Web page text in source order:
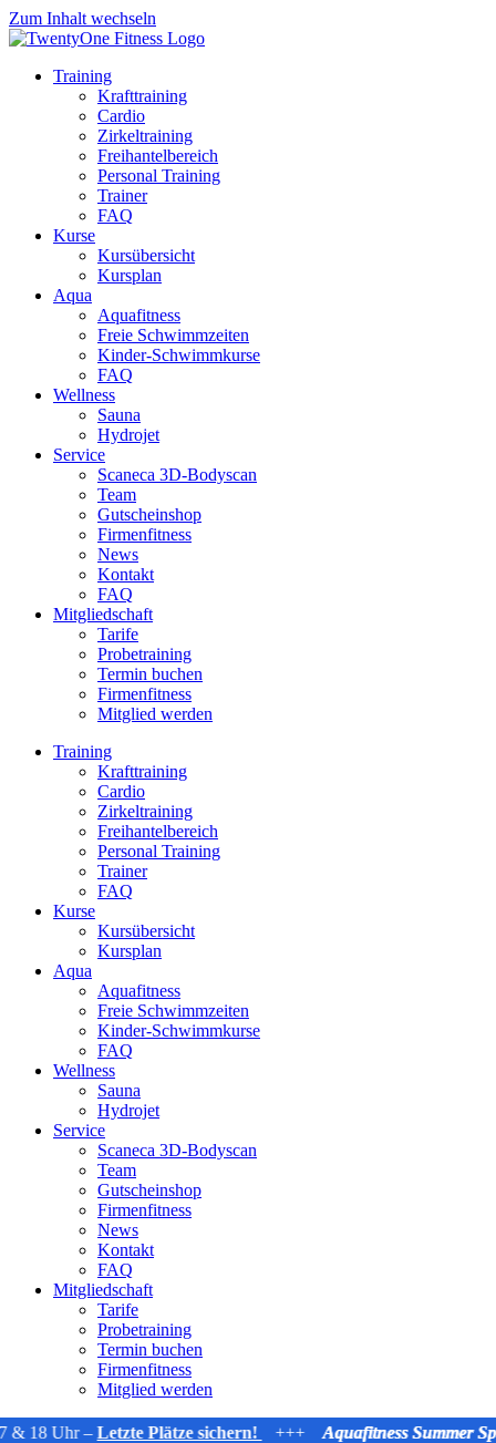
Zum Inhalt wechseln
Training
Krafttraining
Cardio
Zirkeltraining
Freihantelbereich
Personal Training
Trainer
FAQ
Kurse
Kursübersicht
Kursplan
Aqua
Aquafitness
Freie Schwimmzeiten
Kinder-Schwimmkurse
FAQ
Wellness
Sauna
Hydrojet
Service
Scaneca 3D-Bodyscan
Team
Gutscheinshop
Firmenfitness
News
Kontakt
FAQ
Mitgliedschaft
Tarife
Probetraining
Termin buchen
Firmenfitness
Mitglied werden
Training
Krafttraining
Cardio
Zirkeltraining
Freihantelbereich
Personal Training
Trainer
FAQ
Kurse
Kursübersicht
Kursplan
Aqua
Aquafitness
Freie Schwimmzeiten
Kinder-Schwimmkurse
FAQ
Wellness
Sauna
Hydrojet
Service
Scaneca 3D-Bodyscan
Team
Gutscheinshop
Firmenfitness
News
Kontakt
FAQ
Mitgliedschaft
Tarife
Probetraining
Termin buchen
Firmenfitness
Mitglied werden
18 Uhr –Letzte Plätze sichern!+++ Aquafitness Summer